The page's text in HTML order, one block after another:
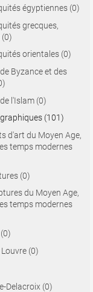
égyptiennes (0)
grecques,
orientales (0)
Byzance et des
l'Islam (0)
(101)
d'art du Moyen Age,
temps modernes
(0)
du Moyen Age,
temps modernes
(0)
Delacroix (0)